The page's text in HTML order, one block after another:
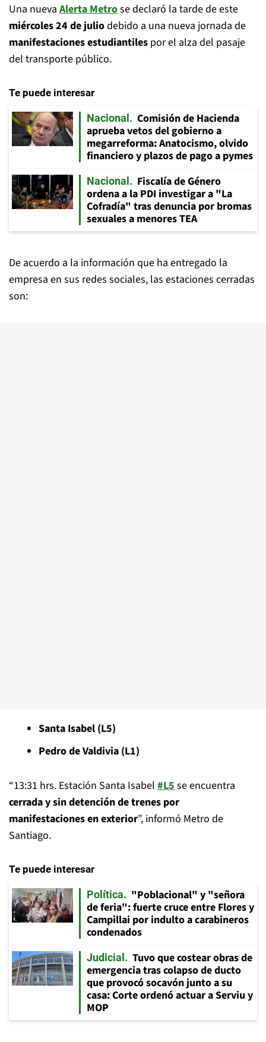
Una nueva Alerta Metrose declaró la tarde de este
miércoles 24 de juliodebido a una nueva jornada de
manifestaciones estudiantiles por el alza del pasaje
del transporte público.
Te puede interesar
Nacional
Comisión de Hacienda
aprueba vetos del gobierno a
megarreforma: Anatocismo, olvido
financiero y plazos de pago a pymes
Nacional
Fiscalía de Género
ordena a la PDI investigar a "La
Cofradía" tras denuncia por bromas
sexuales a menores TEA
De acuerdo a la información que ha entregado la
empresa en sus redes sociales, las estaciones cerradas
son:
Santa Isabel (L5)
Pedro de Valdivia (L1)
“13:31 hrs. Estación Santa Isabel #L5se encuentra
cerrada y sin detención de trenes por
manifestaciones en exterior”, informó Metro de
Santiago.
Te puede interesar
Política
"Poblacional" y "señora
de feria": fuerte cruce entre Flores y
Campillai por indulto a carabineros
condenados
Judicial
Tuvo que costear obras de
emergencia tras colapso de ducto
que provocó socavón junto a su
casa: Corte ordenó actuar a Serviu y
MOP